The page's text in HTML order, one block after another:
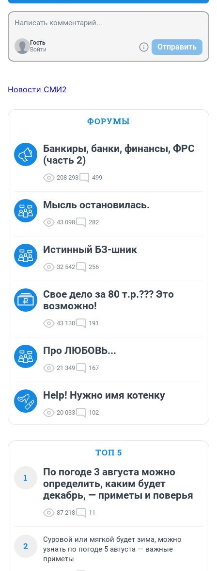
Гость
Войти
Отправить
Новости СМИ2
ФОРУМЫ
Банкиры, банки, финансы, ФРС
(часть 2)
208 293 499
Мысль остановилась.
43 098 282
Истинный БЗ-шник
32 542 256
Свое дело за 80 т.р.??? Это
возможно!
43 130 191
Про ЛЮБОВЬ...
21 349 167
Help! Нужно имя котенку
20 033 102
ТОП 5
1
По погоде 3 августа можно
определить, каким будет
декабрь, — приметы и поверья
87 218 11
2
Суровой или мягкой будет зима, можно
узнать по погоде 5 августа — важные
приметы